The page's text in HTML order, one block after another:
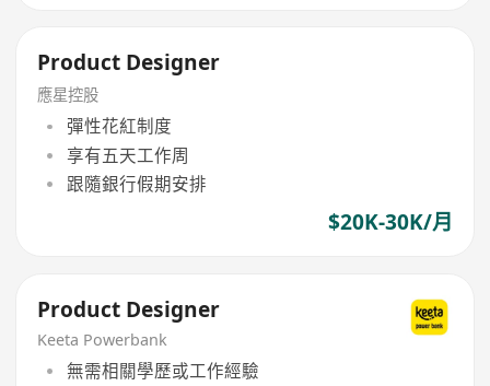
Product Designer
應星控股
彈性花紅制度
享有五天工作周
跟隨銀行假期安排
$20K-30K/月
Product Designer
Keeta Powerbank
無需相關學歷或工作經驗